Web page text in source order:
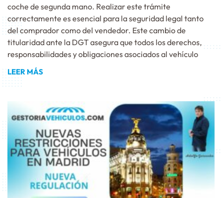
coche de segunda mano. Realizar este trámite
correctamente es esencial para la seguridad legal tanto
del comprador como del vendedor. Este cambio de
titularidad ante la DGT asegura que todos los derechos,
responsabilidades y obligaciones asociados al vehículo
LEER MÁS